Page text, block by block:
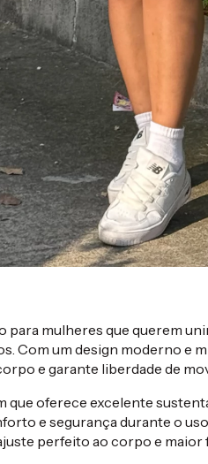
para mulheres que querem
Com um design moderno e
e garante liberdade de
que oferece excelente
e segurança durante o
perfeito ao corpo e maior